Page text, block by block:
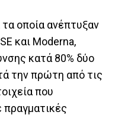
οποία ανέπτυξαν
και Moderna,
κατά 80% δύο
την πρώτη από τις
που